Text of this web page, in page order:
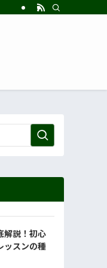
解説！初心
ッスンの種